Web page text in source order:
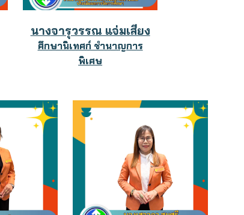
นางจารุวรรณ แจ่มเสียง
ศึกษานิเทศก์ ชำนาญการ
พิเศษ